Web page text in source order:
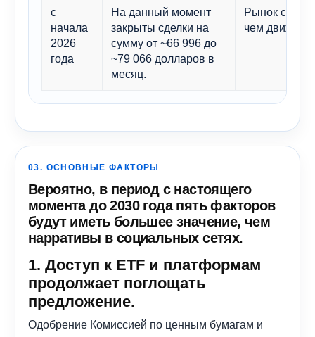
с
начала
2026
года
На данный момент
закрыты сделки на
сумму от ~66 996 до
~79 066 долларов в
месяц.
Рынок
чем
03. ОСНОВНЫЕ ФАКТОРЫ
Вероятно, в период с настоящего
момента до 2030 года пять факторов
будут иметь большее значение, чем
нарративы в социальных сетях.
1. Доступ к ETF и платформам
продолжает поглощать
предложение.
Одобрение Комиссией по ценным бумагам и